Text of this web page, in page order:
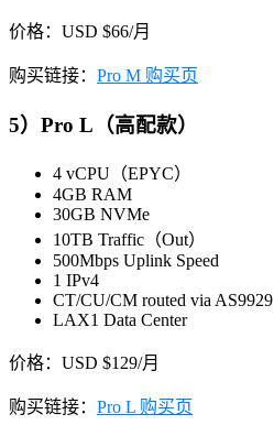
价格：USD $66/月
购买链接： Pro M 购买页
5）Pro L（高配款）
4 vCPU（EPYC）
4GB RAM
30GB NVMe
10TB Traffic（Out）
500Mbps Uplink Speed
1 IPv4
CT/CU/CM routed via AS9929
LAX1 Data Center
价格：USD $129/月
购买链接： Pro L 购买页